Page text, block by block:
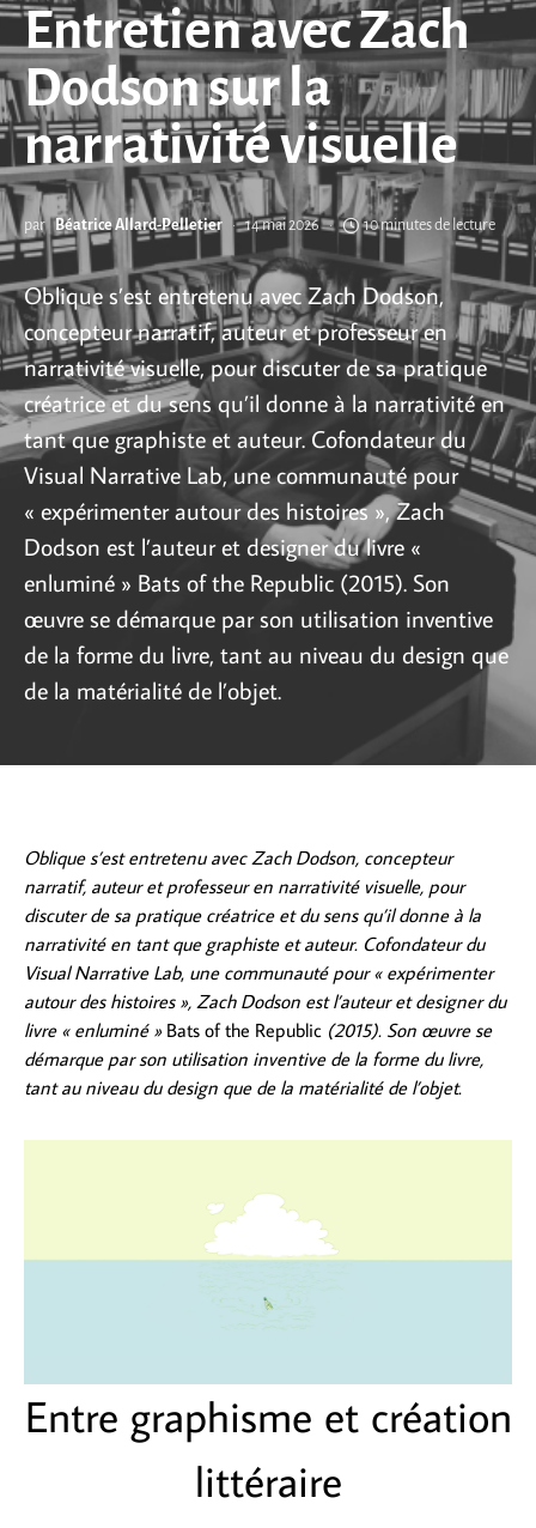
Entretien avec Zach
Dodson sur la
narrativité visuelle
par Béatrice Allard-Pelletier 14 mai 2026 10 minutes de lecture
Oblique s’est entretenu avec Zach Dodson,
concepteur narratif, auteur et professeur en
narrativité visuelle, pour discuter de sa pratique
créatrice et du sens qu’il donne à la narrativité en
tant que graphiste et auteur. Cofondateur du
Visual Narrative Lab, une communauté pour
« expérimenter autour des histoires », Zach
Dodson est l’auteur et designer du livre «
enluminé » Bats of the Republic (2015). Son
œuvre se démarque par son utilisation inventive
de la forme du livre, tant au niveau du design que
de la matérialité de l’objet.
Oblique s’est entretenu avec Zach Dodson, concepteur
narratif, auteur et professeur en narrativité visuelle, pour
discuter de sa pratique créatrice et du sens qu’il donne à la
narrativité en tant que graphiste et auteur. Cofondateur du
Visual Narrative Lab, une communauté pour « expérimenter
autour des histoires », Zach Dodson est l’auteur et designer du
livre « enluminé » Bats of the Republic (2015). Son œuvre se
démarque par son utilisation inventive de la forme du livre,
tant au niveau du design que de la matérialité de l’objet.
Entre graphisme et création
littéraire